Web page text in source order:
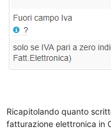
Ricapitolando quanto
fatturazione elettronica in